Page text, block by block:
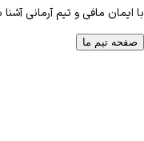
با ایمان مافی و تیم آرمانی
صفحه تیم ما